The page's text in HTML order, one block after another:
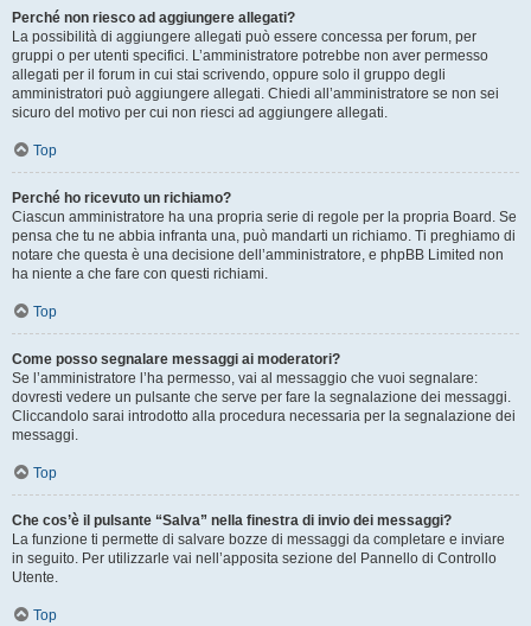
Perché non riesco ad aggiungere allegati?
La possibilità di aggiungere allegati può essere concessa per forum, per
gruppi o per utenti specifici. L’amministratore potrebbe non aver permesso
allegati per il forum in cui stai scrivendo, oppure solo il gruppo degli
amministratori può aggiungere allegati. Chiedi all’amministratore se non sei
sicuro del motivo per cui non riesci ad aggiungere allegati.
Top
Perché ho ricevuto un richiamo?
Ciascun amministratore ha una propria serie di regole per la propria Board. Se
pensa che tu ne abbia infranta una, può mandarti un richiamo. Ti preghiamo di
notare che questa è una decisione dell’amministratore, e phpBB Limited non
ha niente a che fare con questi richiami.
Top
Come posso segnalare messaggi ai moderatori?
Se l’amministratore l’ha permesso, vai al messaggio che vuoi segnalare:
dovresti vedere un pulsante che serve per fare la segnalazione dei messaggi.
Cliccandolo sarai introdotto alla procedura necessaria per la segnalazione dei
messaggi.
Top
Che cos’è il pulsante “Salva” nella finestra di invio dei messaggi?
La funzione ti permette di salvare bozze di messaggi da completare e inviare
in seguito. Per utilizzarle vai nell’apposita sezione del Pannello di Controllo
Utente.
Top